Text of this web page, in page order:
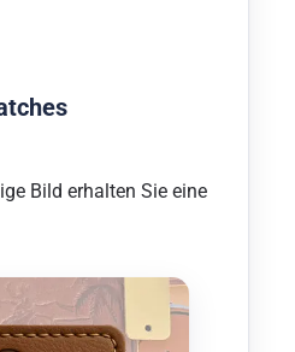
Bild erhalten Sie eine